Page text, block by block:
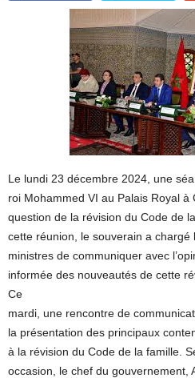
Le lundi 23 décembre 2024, une
roi Mohammed VI au Palais Royal à
question de la révision du Code de
cette réunion, le souverain a
ministres de communiquer avec
informée des nouveautés de cette
Ce
mardi, une rencontre de
la présentation des principaux
à la révision du Code de la famille.
occasion, le chef du gouvernement,